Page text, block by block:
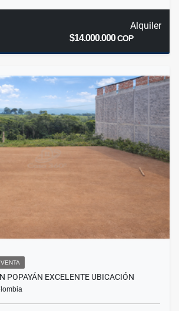
Alquiler
$14.000.000COP
VENTA
POPAYÁN EXCELENTE UBICACIÓN